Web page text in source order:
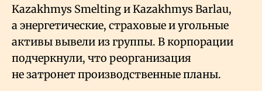
Kazakhmys Smelting и Kazakhmys Barlau,
а энергетические, страховые и угольные
активы вывели из группы. В корпорации
подчеркнули, что реорганизация
не затронет производственные планы.